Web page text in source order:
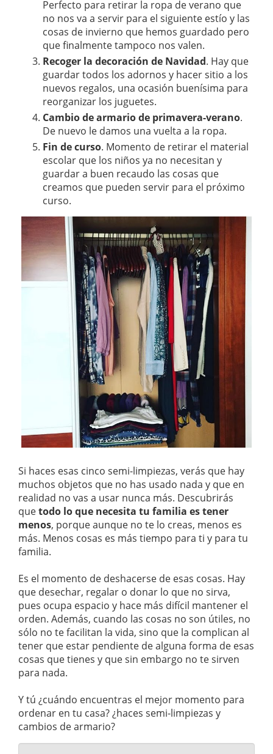
Perfecto para retirar la ropa de verano que
no nos va a servir para el siguiente estío y las
cosas de invierno que hemos guardado pero
que finalmente tampoco nos valen.
Recoger la decoración de Navidad. Hay que
guardar todos los adornos y hacer sitio a los
nuevos regalos, una ocasión buenísima para
reorganizar los juguetes.
Cambio de armario de primavera-verano.
De nuevo le damos una vuelta a la ropa.
Fin de curso. Momento de retirar el material
escolar que los niños ya no necesitan y
guardar a buen recaudo las cosas que
creamos que pueden servir para el próximo
curso.
Si haces esas cinco semi-limpiezas, verás que hay
muchos objetos que no has usado nada y que en
realidad no vas a usar nunca más. Descubrirás
quetodo lo que necesita tu familia es tener
menos, porque aunque no te lo creas, menos es
más. Menos cosas es más tiempo para ti y para tu
familia.
Es el momento de deshacerse de esas cosas. Hay
que desechar, regalar o donar lo que no sirva,
pues ocupa espacio y hace más difícil mantener el
orden. Además, cuando las cosas no son útiles, no
sólo no te facilitan la vida, sino que la complican al
tener que estar pendiente de alguna forma de esas
cosas que tienes y que sin embargo no te sirven
para nada.
Y tú ¿cuándo encuentras el mejor momento para
ordenar en tu casa? ¿haces semi-limpiezas y
cambios de armario?